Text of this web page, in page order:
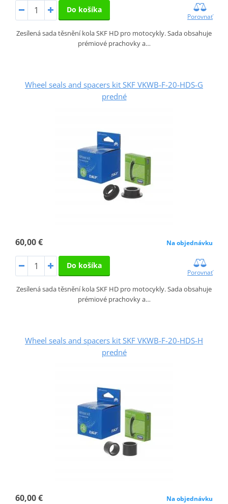
Do košíka
Porovnať
Zesílená sada těsnění kola SKF HD pro motocykly. Sada obsahuje
prémiové prachovky a…
Wheel seals and spacers kit SKF VKWB-F-20-HDS-G
predné
60,00 € Na objednávku
Do košíka
Porovnať
Zesílená sada těsnění kola SKF HD pro motocykly. Sada obsahuje
prémiové prachovky a…
Wheel seals and spacers kit SKF VKWB-F-20-HDS-H
predné
60,00 € Na objednávku